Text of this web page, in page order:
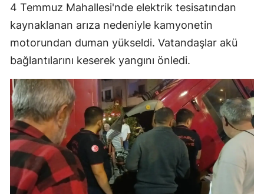
4 Temmuz Mahallesi'nde elektrik tesisatından
kaynaklanan arıza nedeniyle kamyonetin
motorundan duman yükseldi. Vatandaşlar akü
bağlantılarını keserek yangını önledi.